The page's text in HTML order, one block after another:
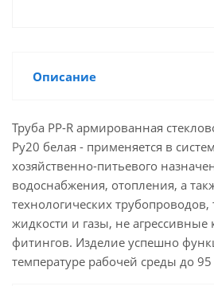
Описание
Труба PP-R армированная
Ру20 белая - применяется в
хозяйственно-питьевого
водоснабжения, отопления, а
технологических
жидкости и газы, не
фитингов. Изделие успешно
температуре рабочей среды до